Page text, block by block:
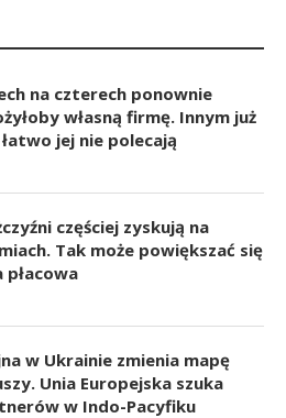
na czterech ponownie
własną firmę. Innym już
jej nie polecają
częściej zyskują na
Tak może powiększać się
płacowa
w Ukrainie zmienia mapę
Unia Europejska szuka
w Indo-Pacyfiku